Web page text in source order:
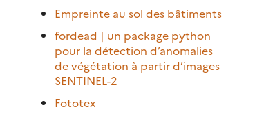
Empreinte au sol des bâtiments
fordead | un package python
pour la détection d’anomalies
de végétation à partir d’images
SENTINEL-2
Fototex